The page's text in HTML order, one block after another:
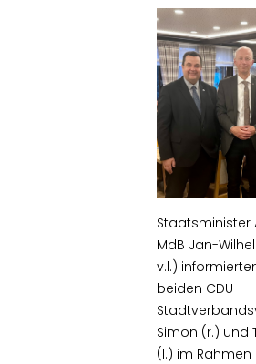
Staatsminister
MdB Jan-
v.l.)
beiden CDU-
Simon (r.) und
(l.) im Rahmen